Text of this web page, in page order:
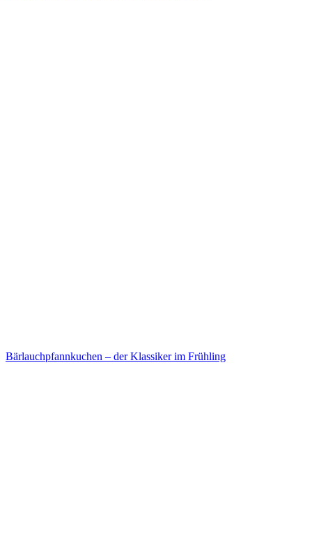
Bärlauchpfannkuchen – der Klassiker im Frühling